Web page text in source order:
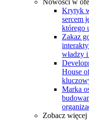
Nowości w
Krytyk
sercem
którego
Zakaz
władzy
House
Marka
Zobacz więcej